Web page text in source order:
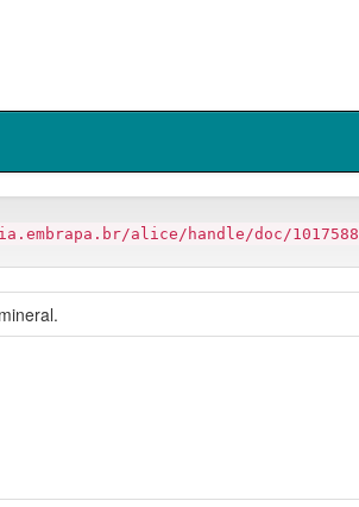
alice/handle/doc/1017588